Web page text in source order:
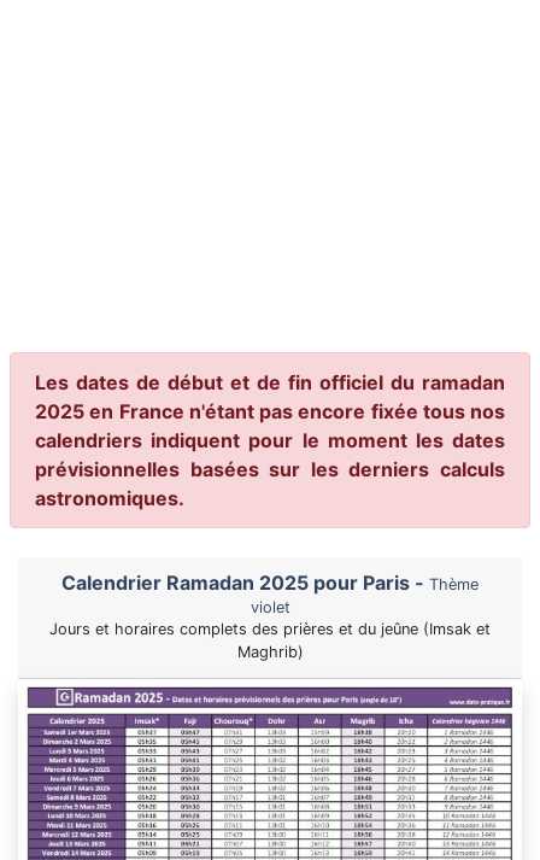
Les dates de début et de fin officiel du ramadan
2025 en France n'étant pas encore fixée tous nos
calendriers indiquent pour le moment les dates
prévisionnelles basées sur les derniers calculs
astronomiques.
Calendrier Ramadan 2025 pour Paris - Thème
violet
Jours et horaires complets des prières et du jeûne (Imsak et
Maghrib)